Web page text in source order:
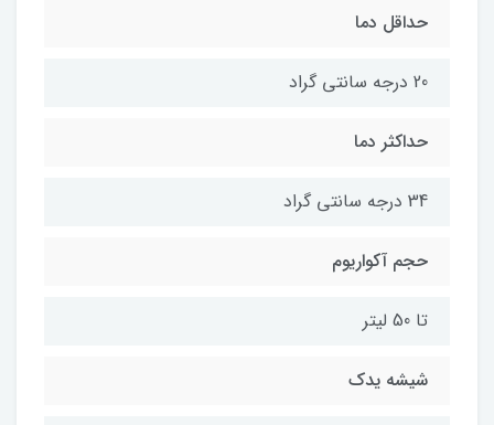
حداقل دما
20 درجه سانتی گراد
حداکثر دما
34 درجه سانتی گراد
حجم آکواریوم
تا 50 لیتر
شیشه یدک